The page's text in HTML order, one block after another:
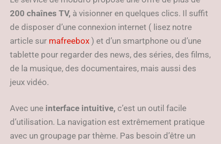
200 chaînes TV, à visionner en quelques clics. Il suffit
de disposer d’une connexion internet ( lisez notre
article sur mafreebox ) et d’un smartphone ou d’une
tablette pour regarder des news, des séries, des films,
de la musique, des documentaires, mais aussi des
jeux vidéo.
Avec une interface intuitive, c’est un outil facile
d’utilisation. La navigation est extrêmement pratique
avec un groupage par thème. Pas besoin d’être un